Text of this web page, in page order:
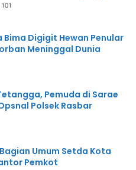
101
Bima Digigit Hewan Penular
Meninggal Dunia
Pemuda di Sarae
Polsek Rasbar
Bagian Umum Setda Kota
Pemkot